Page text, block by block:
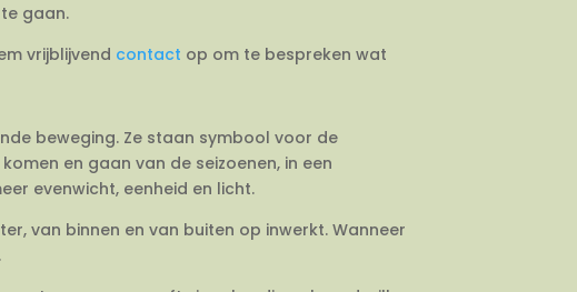
gaan.
vrijblijvend contact op om te bespreken wat
beweging. Ze staan symbool voor de
en gaan van de seizoenen, in een
evenwicht, eenheid en licht.
van binnen en van buiten op inwerkt. Wanneer